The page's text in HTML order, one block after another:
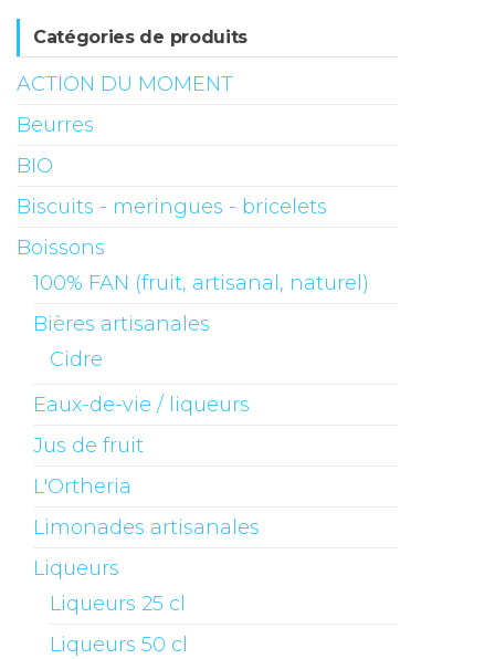
Catégories de produits
ACTION DU MOMENT
Beurres
BIO
Biscuits - meringues - bricelets
Boissons
100% FAN (fruit, artisanal, naturel)
Bières artisanales
Cidre
Eaux-de-vie / liqueurs
Jus de fruit
L'Ortheria
Limonades artisanales
Liqueurs
Liqueurs 25 cl
Liqueurs 50 cl